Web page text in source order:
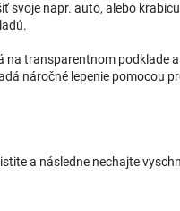
svoje napr. auto, alebo
na transparentnom podklade
náročné lepenie pomocou
a následne nechajte